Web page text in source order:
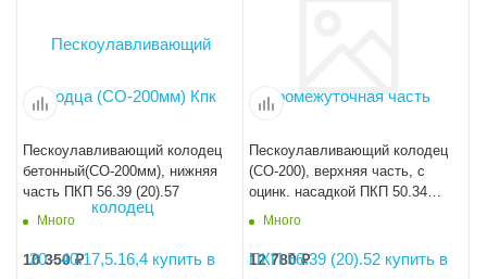
Пескоулавливающий колодец
бетонный(СО-200мм), нижняя
часть ПКП 56.39 (20).57
Много
10 350₽
Пескоулавливающий колодец
(СО-200), верхняя часть, с
оцинк. насадкой ПКП 50.34
(20).50-BGZ-V
Много
12 780₽